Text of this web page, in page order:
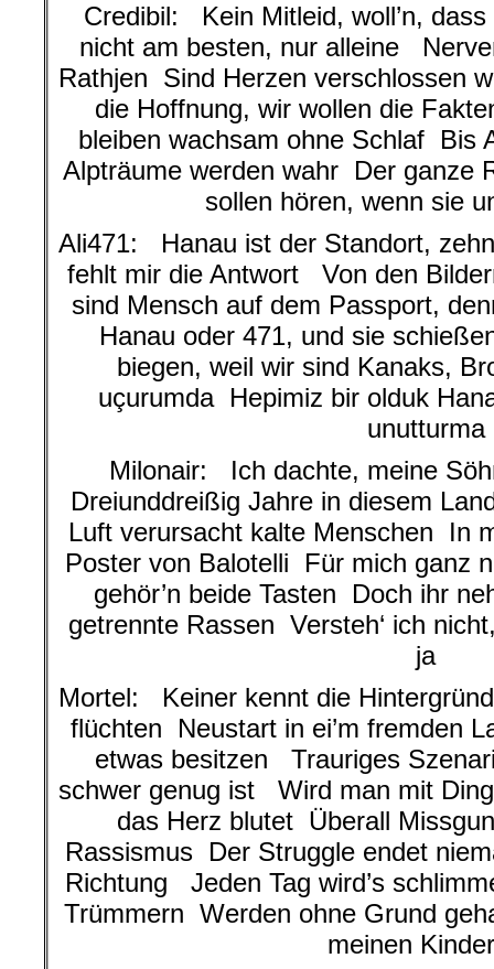
Credibil: Kein Mitleid, woll’n,
nicht am besten, nur alleine
Rathjen Sind Herzen verschlossen
die Hoffnung, wir wollen die
bleiben wachsam ohne Schlaf Bis
Alpträume werden wahr Der ganze
sollen hören, wenn sie
Ali471: Hanau ist der Standort,
fehlt mir die Antwort Von den
sind Mensch auf dem Passport,
Hanau oder 471, und sie
biegen, weil wir sind Kanaks,
uçurumda Hepimiz bir olduk
unutturma
Milonair: Ich dachte, meine
Dreiunddreißig Jahre in diesem
Luft verursacht kalte Menschen In
Poster von Balotelli Für mich ganz
gehör’n beide Tasten Doch ihr
getrennte Rassen Versteh‘ ich
ja
Mortel: Keiner kennt die
flüchten Neustart in ei’m fremden
etwas besitzen Trauriges
schwer genug ist Wird man mit
das Herz blutet Überall
Rassismus Der Struggle endet
Richtung Jeden Tag wird’s
Trümmern Werden ohne Grund
meinen